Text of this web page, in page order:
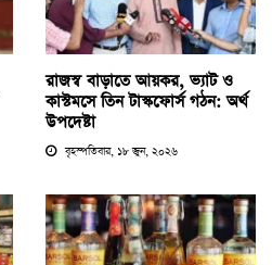
রাজস্ব বাড়াতে আয়কর, ভ্যাট ও
কাস্টমসে তিন টাস্কফোর্স গঠন: অর্থ
উপদেষ্টা
বৃহস্পতিবার, ১৮ জুন, ২০২৬